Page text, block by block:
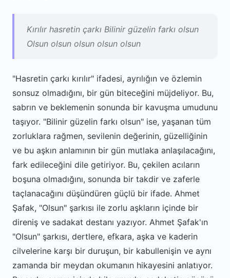
Kırılır hasretin çarkı Bilinir güzelin farkı olsun
Olsun olsun olsun olsun olsun
"Hasretin çarkı kırılır" ifadesi, ayrılığın ve özlemin
sonsuz olmadığını, bir gün biteceğini müjdeliyor. Bu,
sabrın ve beklemenin sonunda bir kavuşma umudunu
taşıyor. "Bilinir güzelin farkı olsun" ise, yaşanan tüm
zorluklara rağmen, sevilenin değerinin, güzelliğinin
ve bu aşkın anlamının bir gün mutlaka anlaşılacağını,
fark edileceğini dile getiriyor. Bu, çekilen acıların
boşuna olmadığını, sonunda bir takdir ve zaferle
taçlanacağını düşündüren güçlü bir ifade. Ahmet
Şafak, "Olsun" şarkısı ile zorlu aşkların içinde bir
direniş ve sadakat destanı yazıyor. Ahmet Şafak'ın
"Olsun" şarkısı, dertlere, efkara, aşka ve kaderin
cilvelerine karşı bir duruşun, bir kabullenişin ve aynı
zamanda bir meydan okumanın hikayesini anlatıyor.